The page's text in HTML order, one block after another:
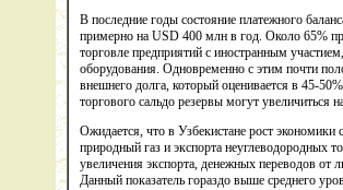
В последние годы состояние платежного
примерно на USD 400 млн в год. Около 65%
торговле предприятий с иностранным
оборудования. Одновременно с этим почти
внешнего долга, который оценивается в 45-
торгового сальдо резервы могут увеличиться
Ожидается, что в Узбекистане рост экономики
природный газ и экспорта неуглеводородных
увеличения экспорта, денежных переводов от
Данный показатель гораздо выше среднего